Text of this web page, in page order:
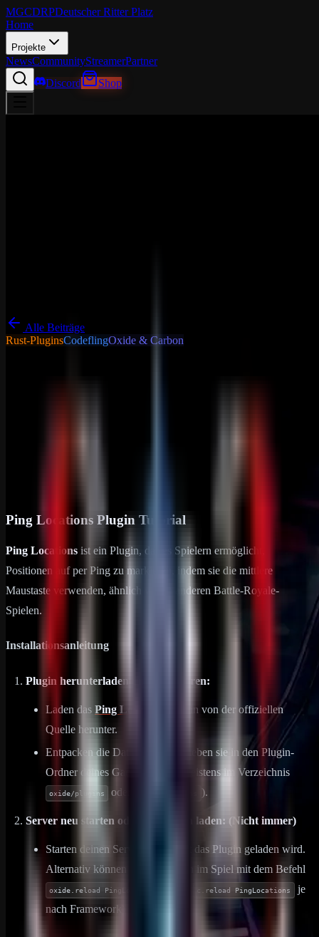
MGCDRPDeutscher Ritter Platz
Home
Projekte
NewsCommunityStreamerPartner
Discord
Shop
Alle Beiträge
Rust-PluginsCodeflingOxide & Carbon
Ping Locations
Ping Locations Plugin Tutorial
Ping Locations ist ein Plugin, das es Spielern ermöglicht,
Positionen auf per Ping zu markieren, indem sie die mittlere
Maustaste verwenden, ähnlich wie in anderen Battle-Royale-
Spielen.
Installationsanleitung
Plugin herunterladen und installieren:
Laden das Ping Locations
Plugin von der offiziellen
Quelle herunter.
Entpacken die Datei und verschieben sie in den Plugin-
Ordner deines Game-Servers (meistens im Verzeichnis
oxide/plugins oder ).
Server neu starten oder das Plugin laden: (Nicht immer)
Starten deinen Server neu, damit das Plugin geladen wird.
Alternativ können Sie das Plugin im Spiel mit dem Befehl
oxide.reload PingLocations c.reload PingLocations
je
nach Framework) laden.